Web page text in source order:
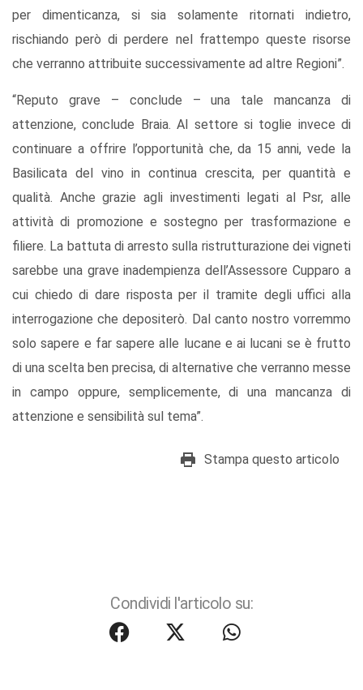
per dimenticanza, si sia solamente ritornati indietro,
rischiando però di perdere nel frattempo queste risorse
che verranno attribuite successivamente ad altre Regioni”.
“Reputo grave – conclude – una tale mancanza di
attenzione, conclude Braia. Al settore si toglie invece di
continuare a offrire l’opportunità che, da 15 anni, vede la
Basilicata del vino in continua crescita, per quantità e
qualità. Anche grazie agli investimenti legati al Psr, alle
attività di promozione e sostegno per trasformazione e
filiere. La battuta di arresto sulla ristrutturazione dei vigneti
sarebbe una grave inadempienza dell’Assessore Cupparo a
cui chiedo di dare risposta per il tramite degli uffici alla
interrogazione che depositerò. Dal canto nostro vorremmo
solo sapere e far sapere alle lucane e ai lucani se è frutto
di una scelta ben precisa, di alternative che verranno messe
in campo oppure, semplicemente, di una mancanza di
attenzione e sensibilità sul tema”.
Stampa questo articolo
Condividi l'articolo su: